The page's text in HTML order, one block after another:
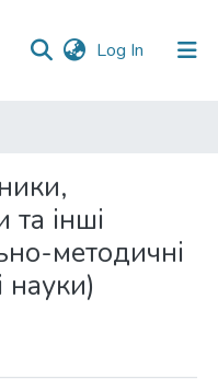
Log In (current)
та інші
методичні